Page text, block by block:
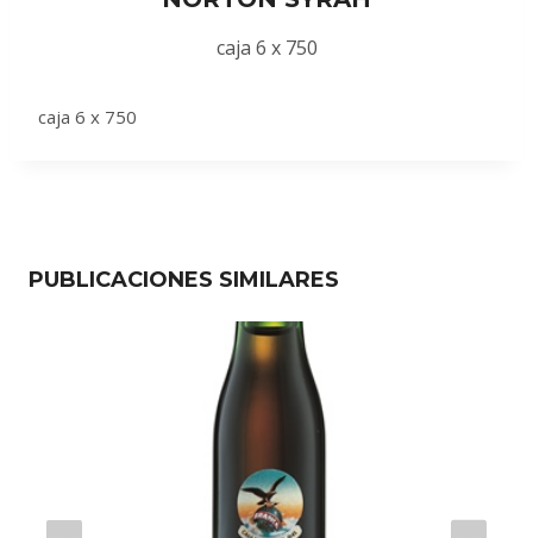
caja 6 x 750
caja 6 x 750
PUBLICACIONES SIMILARES